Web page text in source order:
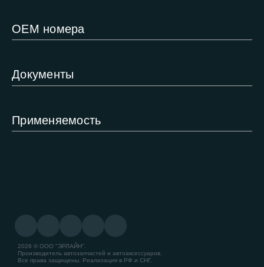
ОЕМ номера
Документы
Применяемость
2026 © ООО "ЭРЛАЙН".
Производитель автозапчастей и автоаксессуаров.
Все права защищены. Реализация в РФ и СНГ.